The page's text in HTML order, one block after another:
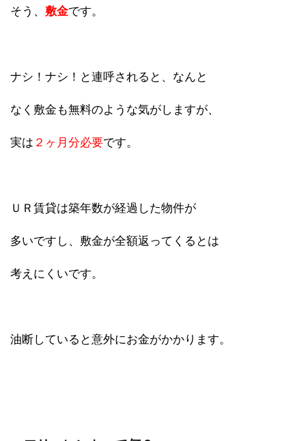
そう、 敷金です。
ナシ！ナシ！と連呼されると、なんと
なく敷金も無料のような気がしますが、
実は ２ヶ月分必要です。
ＵＲ賃貸は築年数が経過した物件が
多いですし、敷金が全額返ってくるとは
考えにくいです。
油断していると意外にお金がかかります。